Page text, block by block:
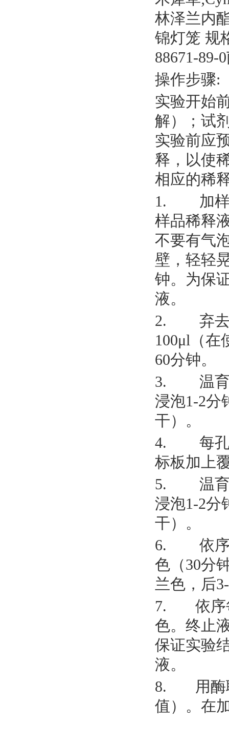
林泽兰内
锦灯笼 规
88671-89-
操作步骤:
实验开始
解）；试
实验前应
释，以使
相应的稀
1. 加样：
样品稀释
不要有气
壁，轻轻
钟。为保
液。
2. 弃去液
100μl（在
60分钟。
3. 温育60
浸泡1-2分
干）。
4. 每孔加
标板加上
5. 温育60
浸泡1-2分
干）。
6. 依序每
色（30分
兰色，后
7. 依序每
色。终止
保证实验
液。
8. 用酶联
值）。在